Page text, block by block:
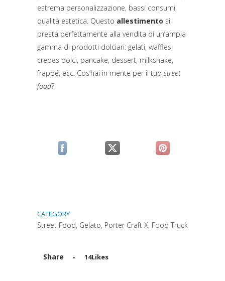
estrema personalizzazione, bassi consumi,
qualità estetica. Questo allestimento si
presta perfettamente alla vendita di un’ampia
gamma di prodotti dolciari: gelati, waffles,
crepes dolci, pancake, dessert, milkshake,
frappé, ecc. Cos’hai in mente per il tuo street
food?
(si apre in una nuova scheda)
(si apre in una nuova scheda)
(si apre in una
CATEGORY
Street Food, Gelato, Porter Craft X, Food Truck
Share
Attiva comando
14Likes